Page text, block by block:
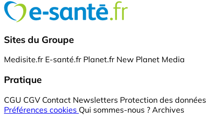
Sites du Groupe
Medisite.fr E-santé.fr Planet.fr New Planet Media
Pratique
CGU CGV Contact Newsletters Protection des données
Préférences cookies Qui sommes-nous ? Archives